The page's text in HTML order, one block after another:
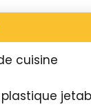
cuisine